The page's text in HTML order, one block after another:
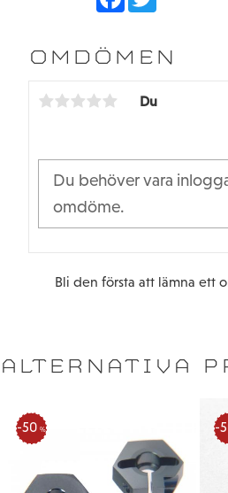
b
o
t
e
OMDÖMEN
Du
Bli den första att lämna ett
ALTERNATIVA
50 %